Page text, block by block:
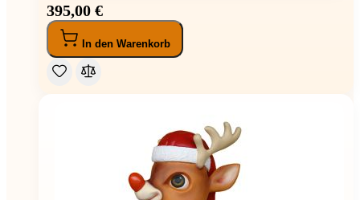
395,00 €
In den Warenkorb